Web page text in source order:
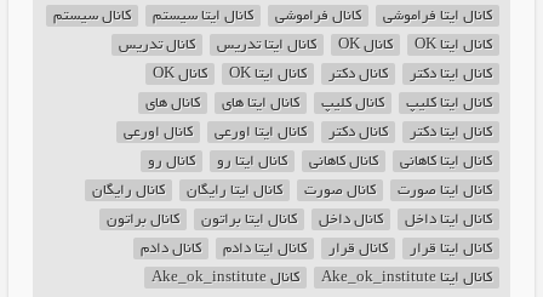
کانال ایتا فراموشی
کانال فراموشی کانال ایتا سیستم
کانال سیستم
کانال ایتا OK
کانال OK کانال ایتا تدریس
کانال تدریس
کانال ایتا دکتر
کانال دکتر کانال ایتا OK
کانال OK
کانال ایتا کلیپ
کانال کلیپ کانال ایتا های
کانال های
کانال ایتا دکتر
کانال دکتر کانال ایتا اورعی
کانال اورعی
کانال ایتا کاهانی
کانال کاهانی کانال ایتا رو
کانال رو
کانال ایتا صورت
کانال صورت کانال ایتا رایگان
کانال رایگان
کانال ایتا داخل
کانال داخل کانال ایتا براتون
کانال براتون
کانال ایتا قرار
کانال قرار کانال ایتا دادم
کانال دادم
کانال ایتا Ake_ok_institute
کانال Ake_ok_institute